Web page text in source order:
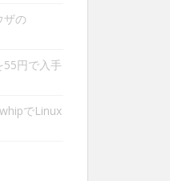
ザの
55円で入手
でLinux